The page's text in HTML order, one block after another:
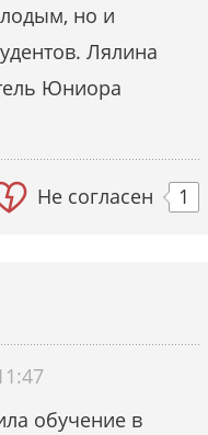
но и
Лялина
Юниора
Не согласен 1
обучение в